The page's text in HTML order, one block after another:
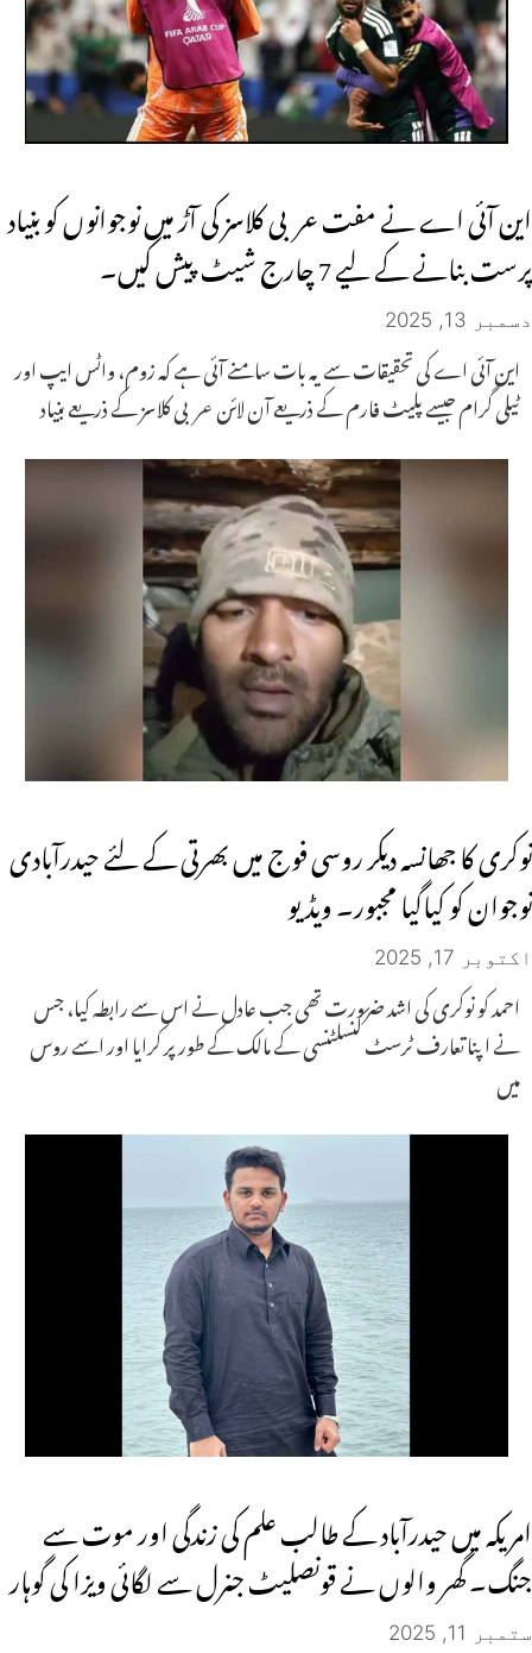
این آئی اے نے مفت عربی کلاسز کی آڑ میں نوجوانوں کو بنیاد
پرست بنانے کے لیے 7 چارج شیٹ پیش کیں۔
دسمبر 13, 2025
این آئی اے کی تحقیقات سے یہ بات سامنے آئی ہے کہ زوم، واٹس ایپ اور
ٹیلی گرام جیسے پلیٹ فارم کے ذریعے آن لائن عربی کلاسز کے ذریعے بنیاد
نوکری کا جھانسہ دیکر روسی فوج میں بھرتی کے لئے حیدرآبادی
نوجوان کو کیاگیا مجبور۔ ویڈیو
اکتوبر 17, 2025
احمد کو نوکری کی اشد ضرورت تھی جب عادل نے اس سے رابطہ کیا، جس
نے اپنا تعارف ٹرسٹ کنسلٹنسی کے مالک کے طور پر کرایا اور اسے روس
میں
امریکہ میں حیدرآباد کے طالب علم کی زندگی اور موت سے
جنگ۔ گھر والوں نے قونصلیٹ جنرل سے لگائی ویزا کی گوہار
ستمبر 11, 2025